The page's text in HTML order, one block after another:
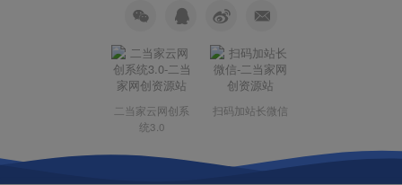
二当家云网创系
统3.0
扫码加站长微信